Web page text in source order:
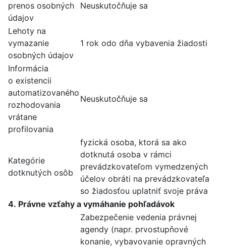
prenos osobných
údajov
Neuskutočňuje sa
Lehoty na
vymazanie
osobných údajov
1 rok odo dňa vybavenia žiadosti
Informácia
o existencii
automatizovaného
rozhodovania
vrátane
profilovania
Neuskutočňuje sa
Kategórie
dotknutých osôb
fyzická osoba, ktorá sa ako
dotknutá osoba v rámci
prevádzkovateľom vymedzených
účelov obráti na prevádzkovateľa
so žiadosťou uplatniť svoje práva
4. Právne vzťahy a vymáhanie pohľadávok
Zabezpečenie vedenia právnej
agendy (napr. prvostupňové
konanie, vybavovanie opravných